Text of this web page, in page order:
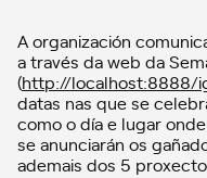
A organización
a través da web da
(http://localhost:8888/
datas nas que se
como o día e lugar
se anunciarán os
ademais dos 5